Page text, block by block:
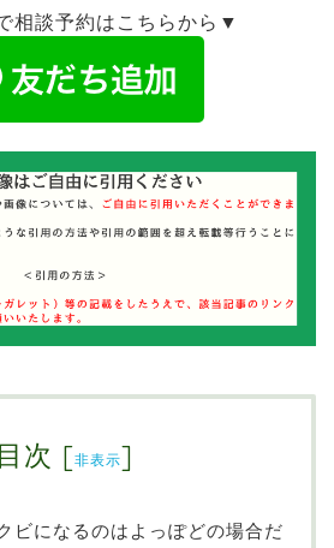
相談予約はこちらから▼
目次 [非表示]
ビになるのはよっぽどの場合だ